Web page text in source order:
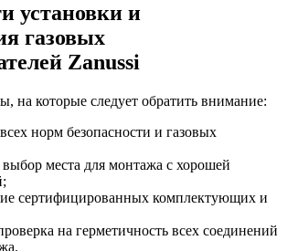
установки и
газовых
Zanussi
на которые следует обратить внимание:
норм безопасности и газовых
места для монтажа с хорошей
сертифицированных комплектующих и
на герметичность всех соединений